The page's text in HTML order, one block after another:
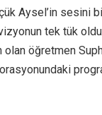
Aysel’in sesini
tek tük
öğretmen